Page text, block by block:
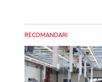
RECOMANDARI